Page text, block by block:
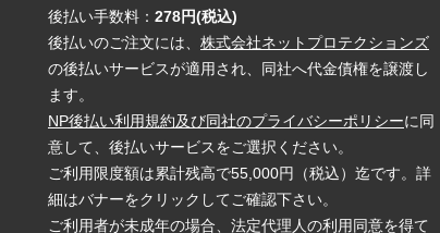
後払い手数料： 278円(税込)
後払いのご注文には、 株式会社ネットプロテクションズ
の後払いサービスが適用され、同社へ代金債権を譲渡し
ます。
NP後払い利用規約及び同社のプライバシーポリシーに同
意して、後払いサービスをご選択ください。
ご利用限度額は累計残高で55,000円（税込）迄です。詳
細はバナーをクリックしてご確認下さい。
ご利用者が未成年の場合、法定代理人の利用同意を得て